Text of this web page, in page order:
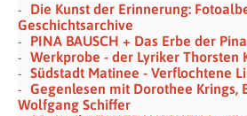
Die Kunst der Erinnerung:
Geschichtsarchive
PINA BAUSCH + Das Erbe der
Werkprobe - der Lyriker Thorsten
Südstadt Matinee - Verflochtene
Gegenlesen mit Dorothee Krings,
Wolfgang Schiffer